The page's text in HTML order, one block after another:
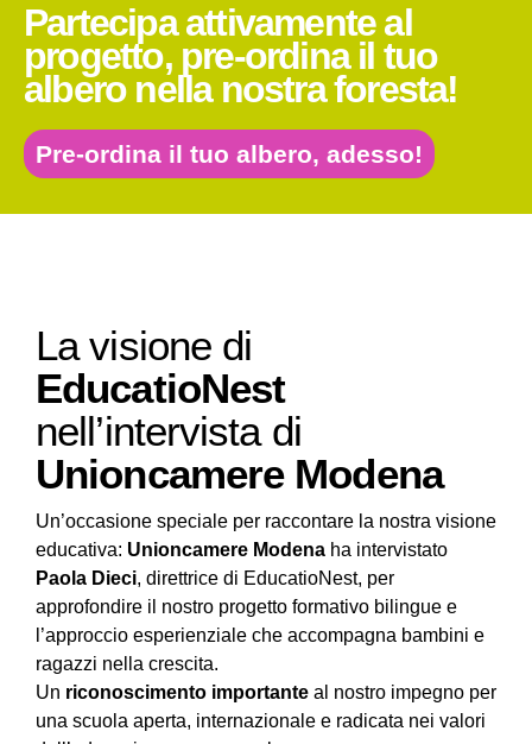
Partecipa attivamente al
progetto, pre-ordina il tuo
albero nella nostra foresta!
Pre-ordina il tuo albero, adesso!
La visione di
EducatioNest
nell’intervista di
Unioncamere Modena
Un’occasione speciale per raccontare la nostra visione
educativa: Unioncamere Modena ha intervistato
Paola Dieci, direttrice di EducatioNest, per
approfondire il nostro progetto formativo bilingue e
l’approccio esperienziale che accompagna bambini e
ragazzi nella crescita.
Un riconoscimento importante al nostro impegno per
una scuola aperta, internazionale e radicata nei valori